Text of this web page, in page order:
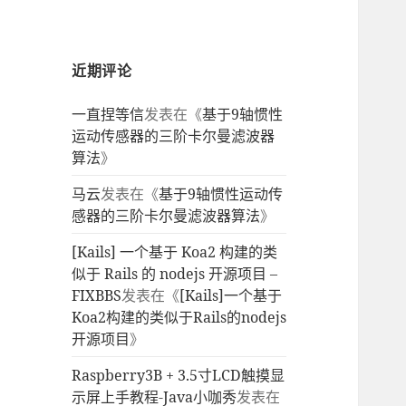
近期评论
一直捏等信发表在《基于9轴惯性
运动传感器的三阶卡尔曼滤波器
算法》
马云发表在《基于9轴惯性运动传
感器的三阶卡尔曼滤波器算法》
[Kails] 一个基于 Koa2 构建的类
似于 Rails 的 nodejs 开源项目 –
FIXBBS发表在《[Kails]一个基于
Koa2构建的类似于Rails的nodejs
开源项目》
Raspberry3B + 3.5寸LCD触摸显
示屏上手教程-Java小咖秀发表在